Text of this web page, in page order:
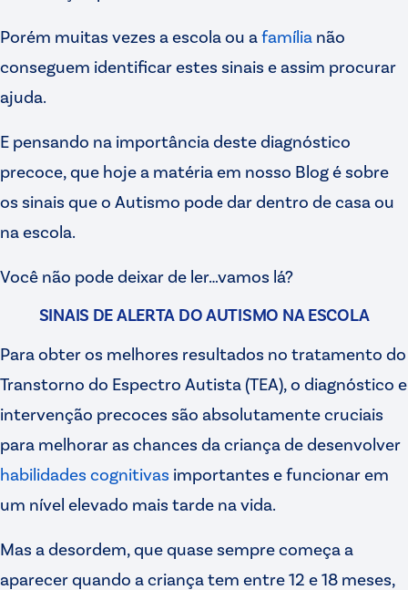
Porém muitas vezes a escola ou a família não
conseguem identificar estes sinais e assim procurar
ajuda.
E pensando na importância deste diagnóstico
precoce, que hoje a matéria em nosso Blog é sobre
os sinais que o Autismo pode dar dentro de casa ou
na escola.
Você não pode deixar de ler…vamos lá?
SINAIS DE ALERTA DO AUTISMO NA ESCOLA
Para obter os melhores resultados no tratamento do
Transtorno do Espectro Autista (TEA), o diagnóstico e
intervenção precoces são absolutamente cruciais
para melhorar as chances da criança de desenvolver
habilidades cognitivas importantes e funcionar em
um nível elevado mais tarde na vida.
Mas a desordem, que quase sempre começa a
aparecer quando a criança tem entre 12 e 18 meses,